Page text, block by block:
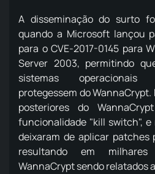
A disseminação do surto
quando a Microsoft lançou
para o CVE-2017-0145 para
Server 2003, permitindo
sistemas operacionais
protegessem do
posteriores do
funcionalidade "kill switch",
deixaram de aplicar patches
resultando em
WannaCrypt sendo relatados